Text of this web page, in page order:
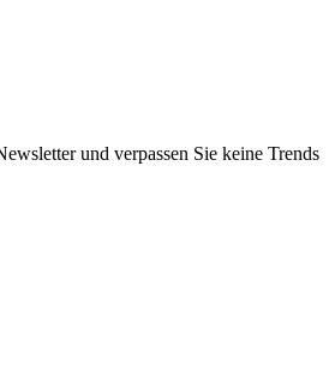
und verpassen Sie keine Trends